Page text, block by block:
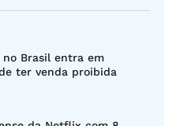
no Brasil entra em
ter venda proibida